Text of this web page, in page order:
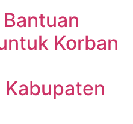
Korban
Kabupaten